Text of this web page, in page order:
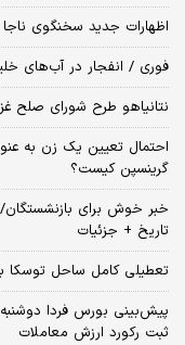
اظهارات جدید سخنگوی
فوری / انفجار در آب‌های
نتانیاهو طرح شورای صلح
احتمال تعیین یک زن به
گرینسپن کیست؟
خبر خوش برای
تاریخ + جزئیات
تعطیلی کامل ساحل توسکا
ثبت رکورد ارزش معاملات